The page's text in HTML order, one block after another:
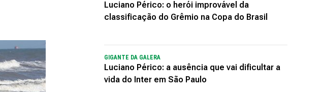
Luciano Périco: o herói improvável da
classificação do Grêmio na Copa do Brasil
GIGANTE DA GALERA
Luciano Périco: a ausência que vai dificultar a
vida do Inter em São Paulo